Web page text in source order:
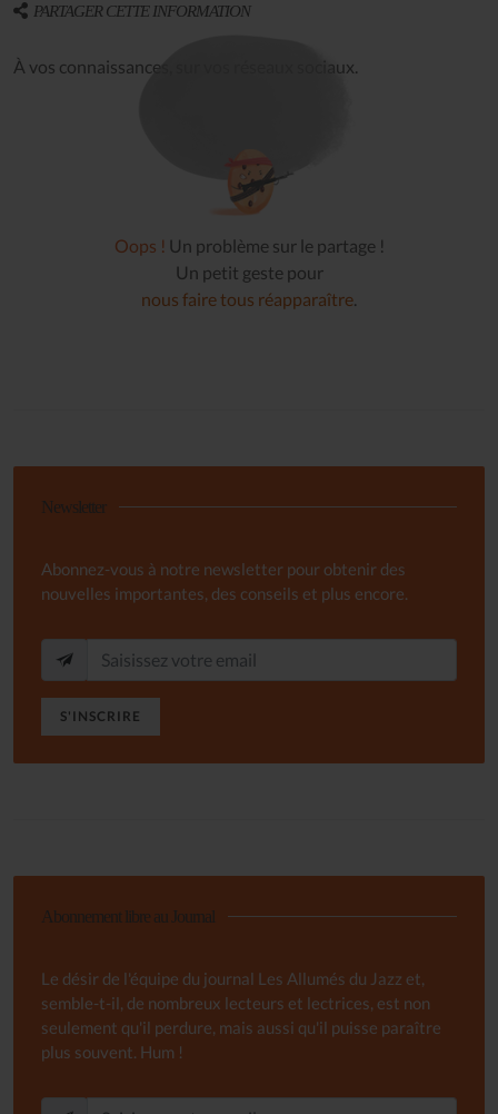
PARTAGER CETTE INFORMATION
À vos connaissances, sur vos réseaux sociaux.
Oops ! Un problème sur le partage !
Un petit geste pour
nous faire tous réapparaître
Newsletter
Abonnez-vous à notre newsletter pour obtenir des
nouvelles importantes, des conseils et plus encore.
S'INSCRIRE
Abonnement libre au Journal
Le désir de l'équipe du journal Les Allumés du Jazz et,
semble-t-il, de nombreux lecteurs et lectrices, est non
seulement qu'il perdure, mais aussi qu'il puisse paraître
plus souvent. Hum !